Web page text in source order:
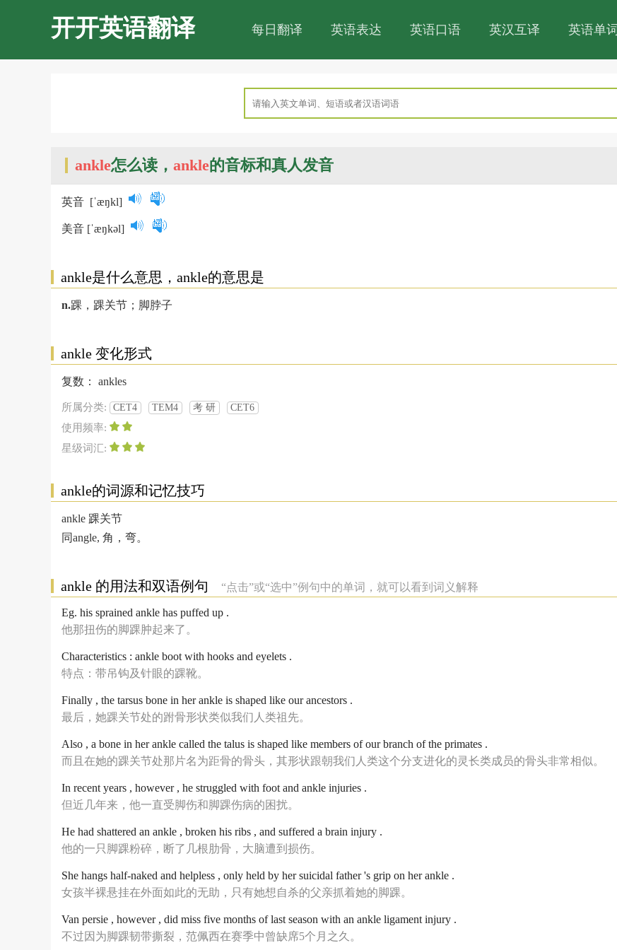
开开英语翻译 每日翻译 英语表达 英语口语 英汉互译 英语单词
ankle怎么读， ankle的音标和真人发音
英音 [ˈæŋkl]
美音 [ˈæŋkəl]
ankle是什么意思，ankle的意思是
n.踝，踝关节；脚脖子
ankle 变化形式
复数： ankles
所属分类: CET4 TEM4 考 研 CET6
使用频率:
星级词汇:
ankle的词源和记忆技巧
ankle 踝关节
同angle, 角，弯。
ankle 的用法和双语例句 “点击”或“选中”例句中的单词，就可以看到词义解释
Eg. his sprained ankle has puffed up .
他那扭伤的脚踝肿起来了。
Characteristics : ankle boot with hooks and eyelets .
特点：带吊钩及针眼的踝靴。
Finally , the tarsus bone in her ankle is shaped like our ancestors .
最后，她踝关节处的跗骨形状类似我们人类祖先。
Also , a bone in her ankle called the talus is shaped like members of our branch of the primates .
而且在她的踝关节处那片名为距骨的骨头，其形状跟朝我们人类这个分支进化的灵长类成员的骨头非常相似。
In recent years , however , he struggled with foot and ankle injuries .
但近几年来，他一直受脚伤和脚踝伤病的困扰。
He had shattered an ankle , broken his ribs , and suffered a brain injury .
他的一只脚踝粉碎，断了几根肋骨，大脑遭到损伤。
She hangs half-naked and helpless , only held by her suicidal father 's grip on her ankle .
女孩半裸悬挂在外面如此的无助，只有她想自杀的父亲抓着她的脚踝。
Van persie , however , did miss five months of last season with an ankle ligament injury .
不过因为脚踝韧带撕裂，范佩西在赛季中曾缺席5个月之久。